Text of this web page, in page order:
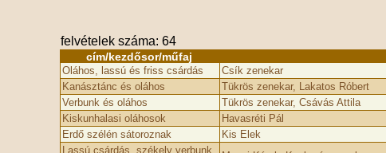
felvételek száma: 64
cím/kezdősor/műfaj
Oláhos, lassú és friss csárdás Csík zenekar
Kanásztánc és oláhos
Tükrös zenekar, Lakatos Róbert
Verbunk és oláhos
Tükrös zenekar, Csávás Attila
Kiskunhalasi oláhosok
Havasréti Pál
Erdő szélén sátoroznak
Kis Elek
Lassú csárdás, székely verbunk,